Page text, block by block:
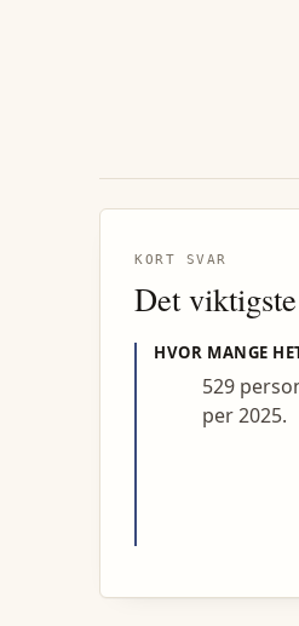
KORT SVAR
Det
HVOR MANGE
529
per 2025.